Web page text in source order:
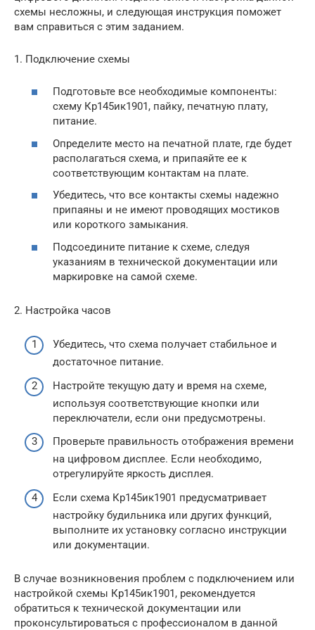
схемы несложны, и следующая инструкция поможет
вам справиться с этим заданием.
1. Подключение схемы
Подготовьте все необходимые компоненты:
схему Кр145ик1901, пайку, печатную плату,
питание.
Определите место на печатной плате, где будет
располагаться схема, и припаяйте ее к
соответствующим контактам на плате.
Убедитесь, что все контакты схемы надежно
припаяны и не имеют проводящих мостиков
или короткого замыкания.
Подсоедините питание к схеме, следуя
указаниям в технической документации или
маркировке на самой схеме.
2. Настройка часов
Убедитесь, что схема получает стабильное и
достаточное питание.
Настройте текущую дату и время на схеме,
используя соответствующие кнопки или
переключатели, если они предусмотрены.
Проверьте правильность отображения времени
на цифровом дисплее. Если необходимо,
отрегулируйте яркость дисплея.
Если схема Кр145ик1901 предусматривает
настройку будильника или других функций,
выполните их установку согласно инструкции
или документации.
В случае возникновения проблем с подключением или
настройкой схемы Кр145ик1901, рекомендуется
обратиться к технической документации или
проконсультироваться с профессионалом в данной